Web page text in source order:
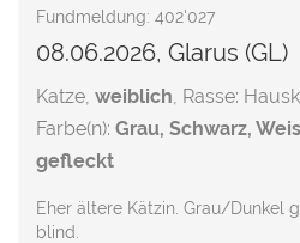
Fundmeldung: 402'027
08.06.2026, Glarus (GL)
Katze, weiblich, Rasse:
Farbe(n): Grau, Schwarz,
gefleckt
Eher ältere Kätzin. Grau/Dunkel
blind.